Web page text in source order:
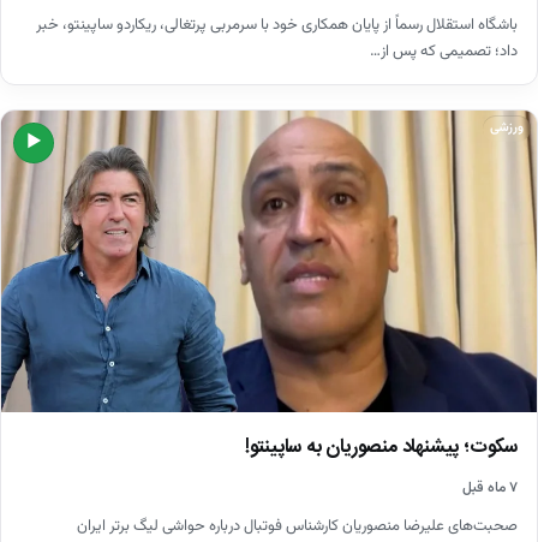
باشگاه استقلال رسماً از پایان همکاری خود با سرمربی پرتغالی، ریکاردو ساپینتو، خبر
داد؛ تصمیمی که پس از…
▶
ورزشی
سکوت؛ پیشنهاد منصوریان به ساپینتو!
۷ ماه قبل
صحبت‌های علیرضا منصوریان کارشناس فوتبال درباره حواشی لیگ برتر ایران